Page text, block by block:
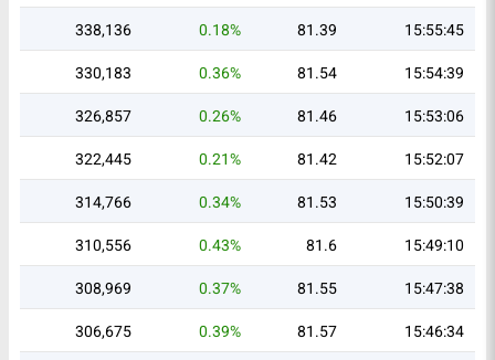
15:55:45
81.39
0.18%
338,136
15:54:39
81.54
0.36%
330,183
15:53:06
81.46
0.26%
326,857
15:52:07
81.42
0.21%
322,445
15:50:39
81.53
0.34%
314,766
15:49:10
81.6
0.43%
310,556
15:47:38
81.55
0.37%
308,969
15:46:34
81.57
0.39%
306,675